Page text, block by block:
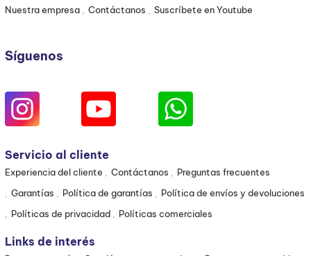
Nuestra empresa Contáctanos Suscríbete en Youtube
Síguenos
Servicio al cliente
Experiencia del cliente Contáctanos
Preguntas frecuentes
Garantías
Política de garantías
Política de envíos y devoluciones
Políticas de privacidad
Políticas comerciales
Links de interés